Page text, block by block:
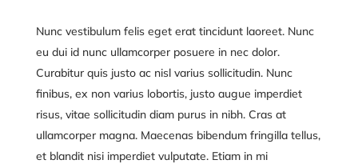
Nunc vestibulum felis eget erat tincidunt laoreet. Nunc
eu dui id nunc ullamcorper posuere in nec dolor.
Curabitur quis justo ac nisl varius sollicitudin. Nunc
finibus, ex non varius lobortis, justo augue imperdiet
risus, vitae sollicitudin diam purus in nibh. Cras at
ullamcorper magna. Maecenas bibendum fringilla tellus,
et blandit nisi imperdiet vulputate. Etiam in mi